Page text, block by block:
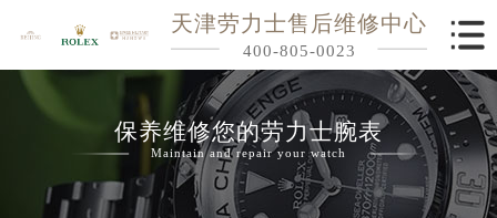
天津劳力士售后维修中心
400-805-0023
保养维修您的劳力士腕表
Maintain and repair your watch